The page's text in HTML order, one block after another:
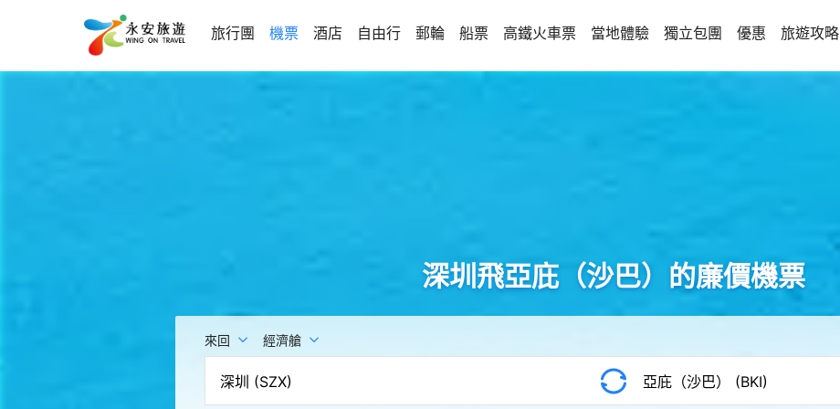
旅行團 機票 酒店 自由行 郵輪 船票 高鐵火車票 當地體驗 獨立包團 優惠 旅遊攻略
深圳飛亞庇（沙巴）的廉價機票
來回 經濟艙